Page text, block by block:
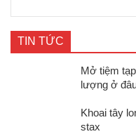
TIN TỨC
Mở tiệm
lượng ở
Khoai tây
stax